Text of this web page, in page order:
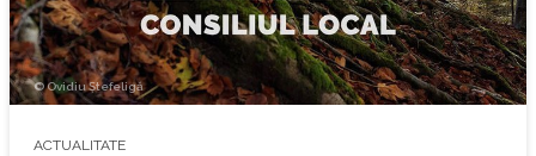
© Ovidiu Ștefeligă
ACTUALITATE